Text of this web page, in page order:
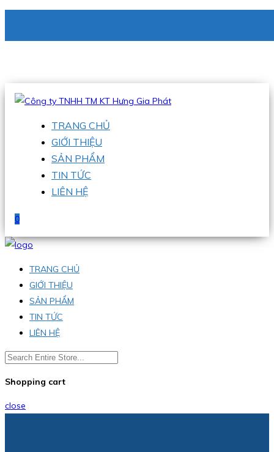
Hotline:0938 336 079
TRANG CHỦ
GIỚI THIỆU
SẢN PHẨM
TIN TỨC
LIÊN HỆ
0
TRANG CHỦ
GIỚI THIỆU
SẢN PHẨM
TIN TỨC
LIÊN HỆ
Shopping cart
close